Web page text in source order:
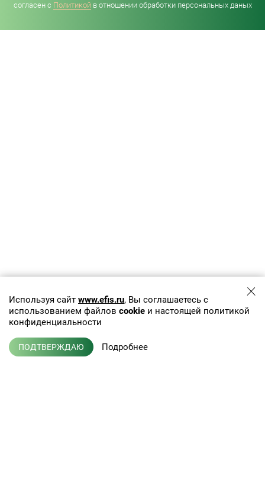
согласен с Политикойв отношении обработки персональных даных
Используя сайт www.efis.ru, Вы соглашаетесь с
использованием файлов cookie и настоящей политикой
конфиденциальности
ПОДТВЕРЖДАЮ Подробнее